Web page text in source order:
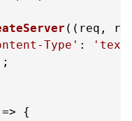
( ( req,
Type' :